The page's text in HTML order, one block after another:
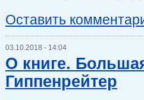
Оставить
03.10.2018 - 14:04
О книге.
Гиппенрейтер